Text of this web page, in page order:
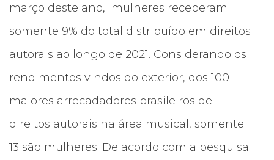
março deste ano, mulheres receberam
somente 9% do total distribuído em direitos
autorais ao longo de 2021. Considerando os
rendimentos vindos do exterior, dos 100
maiores arrecadadores brasileiros de
direitos autorais na área musical, somente
13 são mulheres. De acordo com a pesquisa